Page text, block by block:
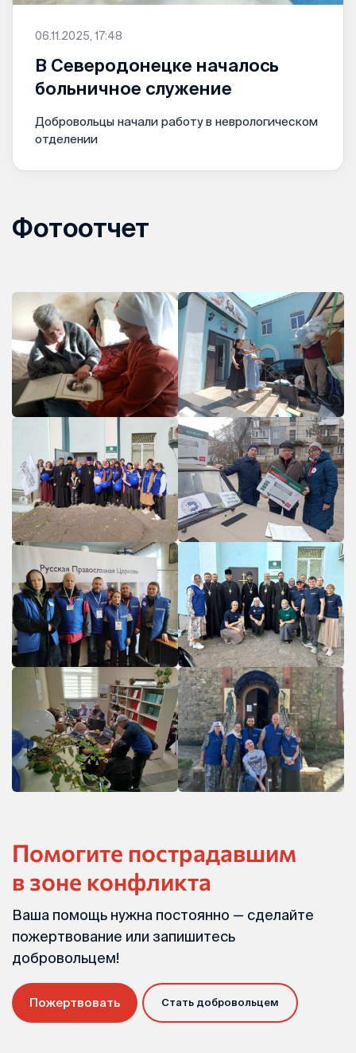
06.11.2025, 17:48
В Северодонецке началось
больничное служение
Добровольцы начали работу в неврологическом
отделении
Фотоотчет
Помогите пострадавшим
в зоне конфликта
Ваша помощь нужна постоянно — сделайте
пожертвование или запишитесь
добровольцем!
Пожертвовать Стать добровольцем